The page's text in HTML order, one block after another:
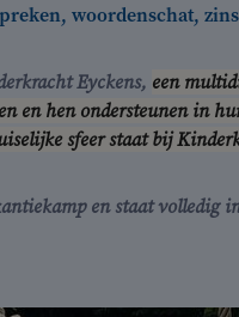
woordenschat,
Eyckens, een
en hen ondersteunen in
sfeer staat bij
en staat volledig